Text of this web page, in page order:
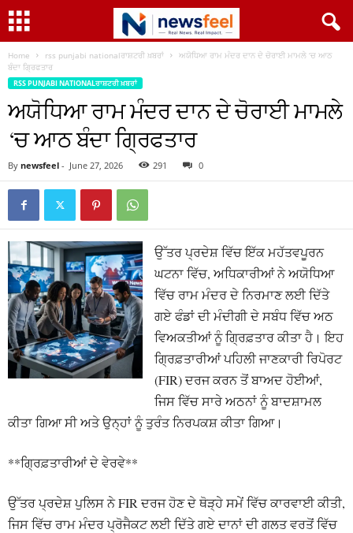
Home rss punjabi nationalਰਾਸ਼ਟਰੀ ਖ਼ਬਰਾਂ
ਅਯੋਧਿਆ ਰਾਮ ਮੰਦਰ ਦਾਨ ਦੇ ਚੋਰਾਈ ਮਾਮਲੇ ‘ਚ ਆਠ
ਬੰਦਾ ਗ੍ਰਿਫਤਾਰ
RSS PUNJABI NATIONALਰਾਸ਼ਟਰੀ ਖ਼ਬਰਾਂ
ਅਯੋਧਿਆ ਰਾਮ ਮੰਦਰ ਦਾਨ ਦੇ ਚੋਰਾਈ ਮਾਮਲੇ
‘ਚ ਆਠ ਬੰਦਾ ਗ੍ਰਿਫਤਾਰ
By newsfeel - June 27, 2026 291 0
ਉੱਤਰ ਪ੍ਰਦੇਸ਼ ਵਿੱਚ ਇੱਕ ਮਹੱਤਵਪੂਰਨ
ਘਟਨਾ ਵਿੱਚ, ਅਧਿਕਾਰੀਆਂ ਨੇ ਅਯੋਧਿਆ
ਵਿੱਚ ਰਾਮ ਮੰਦਰ ਦੇ ਨਿਰਮਾਣ ਲਈ ਦਿੱਤੇ
ਗਏ ਫੰਡਾਂ ਦੀ ਮੰਦੀਗੀ ਦੇ ਸਬੰਧ ਵਿੱਚ ਅਠ
ਵਿਅਕਤੀਆਂ ਨੂੰ ਗ੍ਰਿਫ਼ਤਾਰ ਕੀਤਾ ਹੈ। ਇਹ
ਗ੍ਰਿਫ਼ਤਾਰੀਆਂ ਪਹਿਲੀ ਜਾਣਕਾਰੀ ਰਿਪੋਰਟ
(FIR) ਦਰਜ ਕਰਨ ਤੋਂ ਬਾਅਦ ਹੋਈਆਂ,
ਜਿਸ ਵਿੱਚ ਸਾਰੇ ਅਠਨਾਂ ਨੂੰ ਬਾਦਸ਼ਾਮਲ
ਕੀਤਾ ਗਿਆ ਸੀ ਅਤੇ ਉਨ੍ਹਾਂ ਨੂੰ ਤੁਰੰਤ ਨਿਰਪਕਸ਼ ਕੀਤਾ ਗਿਆ।
**ਗ੍ਰਿਫ਼ਤਾਰੀਆਂ ਦੇ ਵੇਰਵੇ**
ਉੱਤਰ ਪ੍ਰਦੇਸ਼ ਪੁਲਿਸ ਨੇ FIR ਦਰਜ ਹੋਣ ਦੇ ਥੋੜ੍ਹੇ ਸਮੇਂ ਵਿੱਚ ਕਾਰਵਾਈ ਕੀਤੀ,
ਜਿਸ ਵਿੱਚ ਰਾਮ ਮੰਦਰ ਪ੍ਰੋਜੈਕਟ ਲਈ ਦਿੱਤੇ ਗਏ ਦਾਨਾਂ ਦੀ ਗਲਤ ਵਰਤੋਂ ਵਿੱਚ